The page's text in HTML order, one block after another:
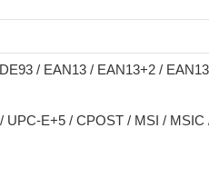
/ EAN13 / EAN13+2 /
E+5 / CPOST / MSI / MSIC